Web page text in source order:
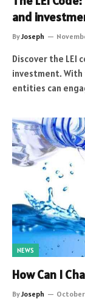
and
ByJoseph
Discover the LEI
investment.
entities can
NEWS
How Can I
ByJoseph